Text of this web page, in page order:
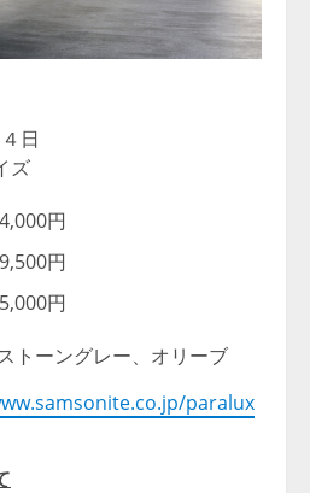
日
ズ
円
円
円
トーングレー、オリーブ
paralux